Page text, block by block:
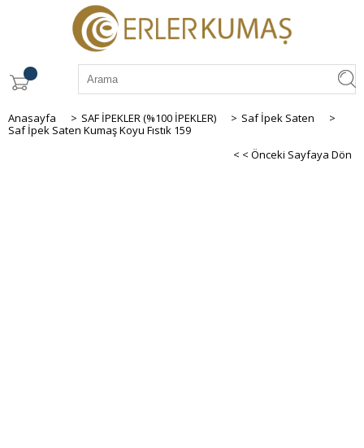
Anasayfa > SAF İPEKLER (%100 İPEKLER) > Saf İpek Saten
>
Saf İpek Saten Kumaş Koyu Fıstık 159
< < Önceki Sayfaya Dön